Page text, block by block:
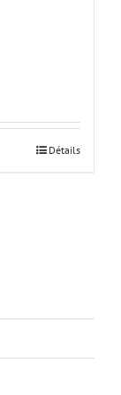
Détails